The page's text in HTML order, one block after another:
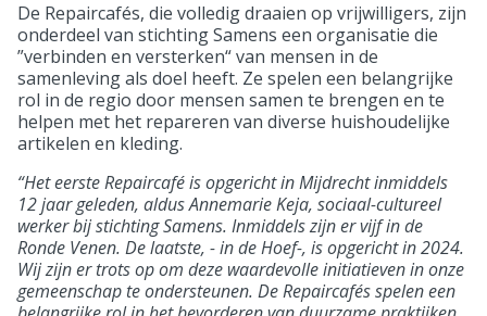
De Repaircafés, die volledig draaien op vrijwilligers, zijn
onderdeel van stichting Samens een organisatie die
”verbinden en versterken“ van mensen in de
samenleving als doel heeft. Ze spelen een belangrijke
rol in de regio door mensen samen te brengen en te
helpen met het repareren van diverse huishoudelijke
artikelen en kleding.
“Het eerste Repaircafé is opgericht in Mijdrecht inmiddels
12 jaar geleden, aldus Annemarie Keja, sociaal-cultureel
werker bij stichting Samens. Inmiddels zijn er vijf in de
Ronde Venen. De laatste, - in de Hoef-, is opgericht in 2024.
Wij zijn er trots op om deze waardevolle initiatieven in onze
gemeenschap te ondersteunen. De Repaircafés spelen een